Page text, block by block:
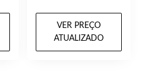
VER PREÇO
ATUALIZADO